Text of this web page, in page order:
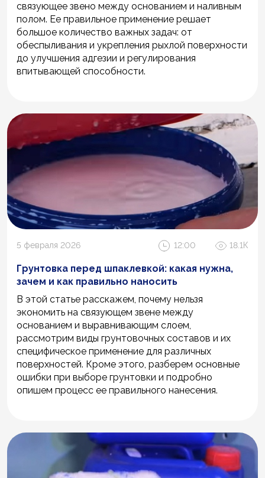
связующее звено между основанием и наливным
полом. Ее правильное применение решает
большое количество важных задач: от
обеспыливания и укрепления рыхлой поверхности
до улучшения адгезии и регулирования
впитывающей способности.
5 февраля 2026 12:00 18.1К
Грунтовка перед шпаклевкой: какая нужна,
зачем и как правильно наносить
В этой статье расскажем, почему нельзя
экономить на связующем звене между
основанием и выравнивающим слоем,
рассмотрим виды грунтовочных составов и их
специфическое применение для различных
поверхностей. Кроме этого, разберем основные
ошибки при выборе грунтовки и подробно
опишем процесс ее правильного нанесения.